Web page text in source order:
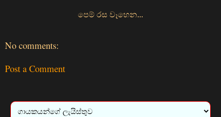
පෙම් රස වෑහෙන...
No comments:
Post a Comment